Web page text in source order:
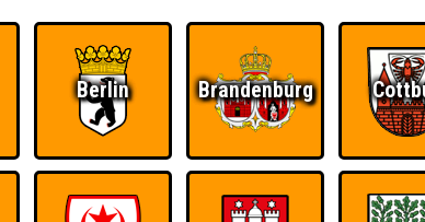
HIGHSCORE RESERVIERUNG BUCHEN
Berlin Brandenburg